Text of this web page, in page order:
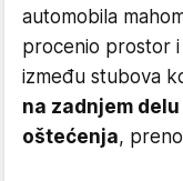
automobila
procenio prostor
između stubova
na zadnjem
oštećenja,